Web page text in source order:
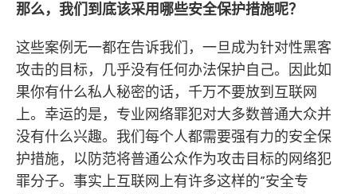
那么，我们到底该采用哪些安全保护措施呢？
这些案例无一都在告诉我们，一旦成为针对性黑客
攻击的目标，几乎没有任何办法保护自己。因此如
果你有什么私人秘密的话，千万不要放到互联网
上。幸运的是，专业网络罪犯对大多数普通大众并
没有什么兴趣。我们每个人都需要强有力的安全保
护措施，以防范将普通公众作为攻击目标的网络犯
罪分子。事实上互联网上有许多这样的”安全专